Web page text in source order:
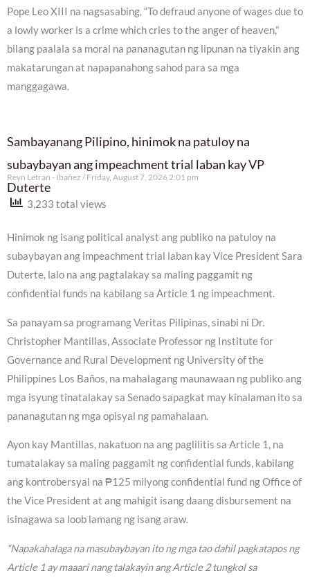
Pope Leo XIII na nagsasabing, “To defraud anyone of wages due to
a lowly worker is a crime which cries to the anger of heaven,”
bilang paalala sa moral na pananagutan ng lipunan na tiyakin ang
makatarungan at napapanahong sahod para sa mga
manggagawa.
Sambayanang Pilipino, hinimok na patuloy na
subaybayan ang impeachment trial laban kay VP
Duterte
Reyn Letran - Ibañez Friday, August 7, 2026 2:01 pm
3,233 total views
Hinimok ng isang political analyst ang publiko na patuloy na
subaybayan ang impeachment trial laban kay Vice President Sara
Duterte, lalo na ang pagtalakay sa maling paggamit ng
confidential funds na kabilang sa Article 1 ng impeachment.
Sa panayam sa programang Veritas Pilipinas, sinabi ni Dr.
Christopher Mantillas, Associate Professor ng Institute for
Governance and Rural Development ng University of the
Philippines Los Baños, na mahalagang maunawaan ng publiko ang
mga isyung tinatalakay sa Senado sapagkat may kinalaman ito sa
pananagutan ng mga opisyal ng pamahalaan.
Ayon kay Mantillas, nakatuon na ang paglilitis sa Article 1, na
tumatalakay sa maling paggamit ng confidential funds, kabilang
ang kontrobersyal na ₱125 milyong confidential fund ng Office of
the Vice President at ang mahigit isang daang disbursement na
isinagawa sa loob lamang ng isang araw.
“Napakahalaga na masubaybayan ito ng mga tao dahil pagkatapos ng
Article 1 ay maaari nang talakayin ang Article 2 tungkol sa